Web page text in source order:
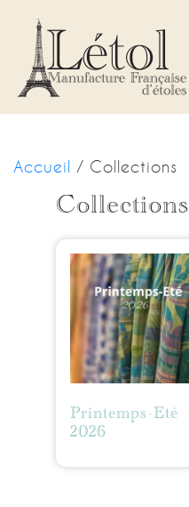
Accueil / Collections
Collections
Printemps-Eté
2026